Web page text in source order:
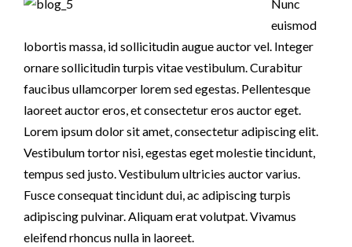
Nunc
euismod
lobortis massa, id sollicitudin augue auctor vel. Integer
ornare sollicitudin turpis vitae vestibulum. Curabitur
faucibus ullamcorper lorem sed egestas. Pellentesque
laoreet auctor eros, et consectetur eros auctor eget.
Lorem ipsum dolor sit amet, consectetur adipiscing elit.
Vestibulum tortor nisi, egestas eget molestie tincidunt,
tempus sed justo. Vestibulum ultricies auctor varius.
Fusce consequat tincidunt dui, ac adipiscing turpis
adipiscing pulvinar. Aliquam erat volutpat. Vivamus
eleifend rhoncus nulla in laoreet.